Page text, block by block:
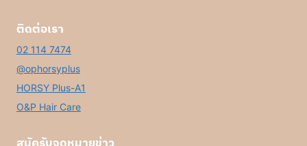
ติดต่อเรา
02 114 7474
@ophorsyplus
HORSY Plus-A1
O&P Hair Care
สมัครับจดหมายข่าว